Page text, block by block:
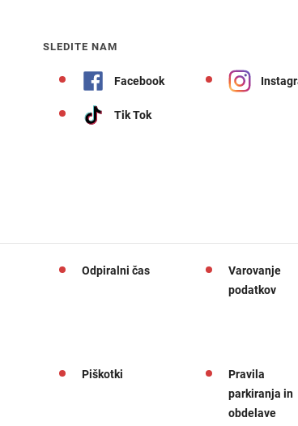
SLEDITE NAM
Facebook
Tik Tok
Odpiralni čas
Varovanje
podatkov
Piškotki
Pravila
parkiranja in
obdelave